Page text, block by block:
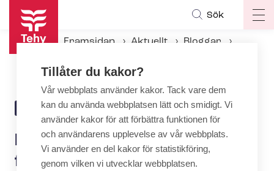
Hoppa
huvudinnehåll
Sök
Framsidan Aktuellt
Bloggar
BLOGG 27.4.2026 | 12:15
Den viktigaste minneslistan
för den som utexamineras till
Tillåter du kakor?
Vår webbplats använder kakor. Tack vare dem
kan du använda webbplatsen lätt och smidigt. Vi
använder kakor för att förbättra funktionen för
och användarens upplevelse av vår webbplats.
Vi använder en del kakor för statistikföring,
genom vilken vi utvecklar webbplatsen.